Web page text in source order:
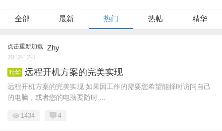
全部 最新 热门 热帖 精华
点击重新加载 Zhy
2012-12-3
精华 远程开机方案的完美实现
远程开机方案的完美实现 如果因工作的需要您希望能择时访问自己
的电脑，或者您的电脑要随时 ...
1434 4